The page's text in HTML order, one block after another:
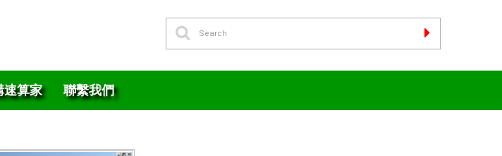
速算家 聯繫我們